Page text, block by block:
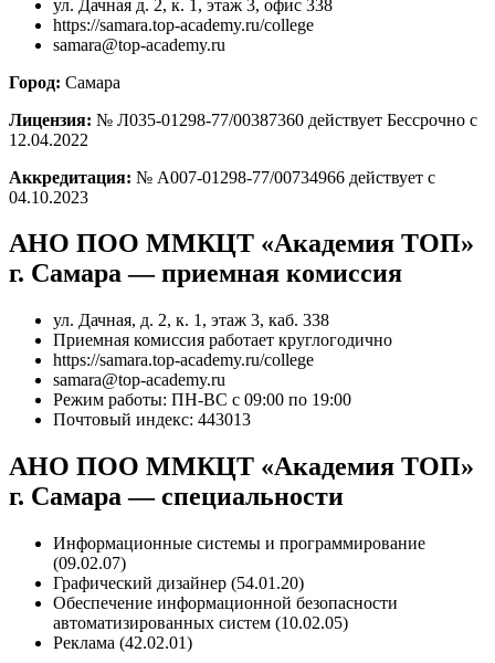
ул. Дачная д. 2, к. 1, этаж 3, офис 338
https://samara.top-academy.ru/college
samara@top-academy.ru
Город: Самара
Лицензия: № Л035-01298-77/00387360 действует Бессрочно с
12.04.2022
Аккредитация: № А007-01298-77/00734966 действует с
04.10.2023
АНО ПОО ММКЦТ «Академия ТОП»
г. Самара — приемная комиссия
ул. Дачная, д. 2, к. 1, этаж 3, каб. 338
Приемная комиссия работает круглогодично
https://samara.top-academy.ru/college
samara@top-academy.ru
Режим работы: ПН-ВС с 09:00 по 19:00
Почтовый индекс: 443013
АНО ПОО ММКЦТ «Академия ТОП»
г. Самара — специальности
Информационные системы и программирование
(09.02.07)
Графический дизайнер (54.01.20)
Обеспечение информационной безопасности
автоматизированных систем (10.02.05)
Реклама (42.02.01)